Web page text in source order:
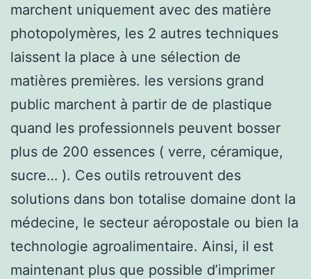
marchent uniquement avec des matière
photopolymères, les 2 autres techniques
laissent la place à une sélection de
matières premières. les versions grand
public marchent à partir de de plastique
quand les professionnels peuvent bosser
plus de 200 essences ( verre, céramique,
sucre… ). Ces outils retrouvent des
solutions dans bon totalise domaine dont la
médecine, le secteur aéropostale ou bien la
technologie agroalimentaire. Ainsi, il est
maintenant plus que possible d’imprimer